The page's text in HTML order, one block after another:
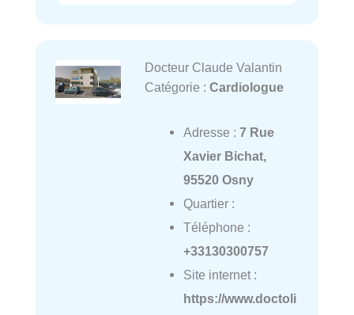
Docteur Claude Valantin
Catégorie : Cardiologue
Adresse : 7 Rue
Xavier Bichat,
95520 Osny
Quartier :
Téléphone :
+33130300757
Site internet :
https://www.doctoli